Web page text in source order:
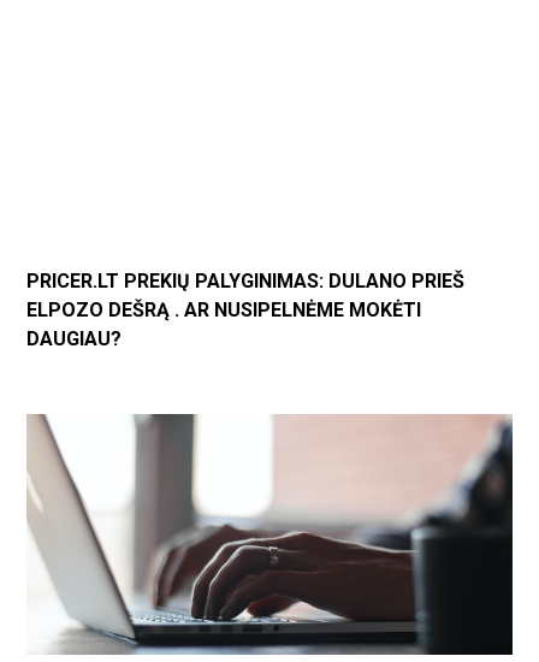
PRICER.LT PREKIŲ PALYGINIMAS: DULANO PRIEŠ
ELPOZO DEŠRĄ . AR NUSIPELNĖME MOKĖTI
DAUGIAU?